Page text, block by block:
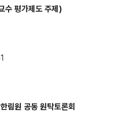
수 평가제도 주제 )
림원 공동 원탁토론회